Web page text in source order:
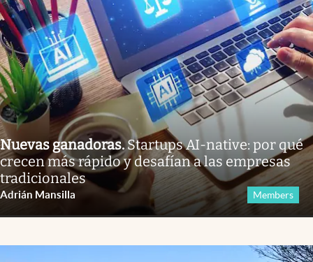
Nuevas ganadoras.Startups AI-native: por qué
crecen más rápido y desafían a las empresas
tradicionales
Adrián Mansilla Members